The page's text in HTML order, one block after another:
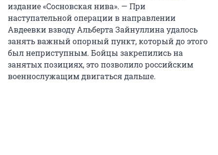
издание «Сосновская нива». — При
наступательной операции в направлении
Авдеевки взводу Альберта Зайнуллина удалось
занять важный опорный пункт, который до этого
был неприступным. Бойцы закрепились на
занятых позициях, это позволило российским
военнослужащим двигаться дальше.